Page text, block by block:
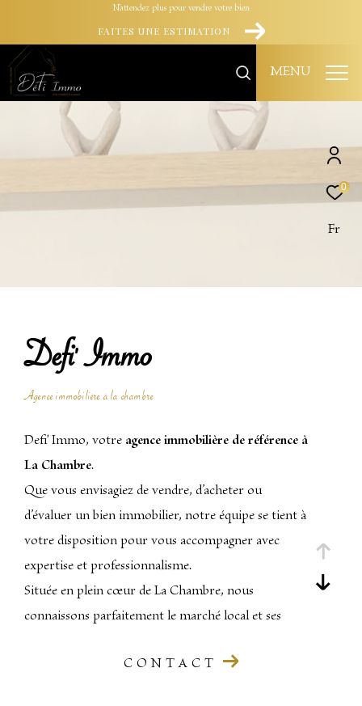
N'attendez plus pour vendre votre bien
FAITES UNE ESTIMATION
MENU
0
Fr
Defi' Immo
Agence immobilière àla chambre
Defi' Immo, votre agence immobilière de référence à
La Chambre.
Que vous envisagiez de vendre, d’acheter ou
d’évaluer un bien immobilier, notre équipe se tient à
votre disposition pour vous accompagner avec
expertise et professionnalisme.
Située en plein cœur de La Chambre, nous
connaissons parfaitement le marché local et ses
CONTACT